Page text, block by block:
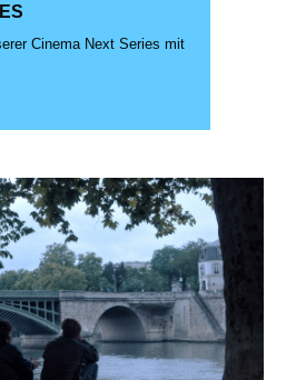
Cinema Next Series mit